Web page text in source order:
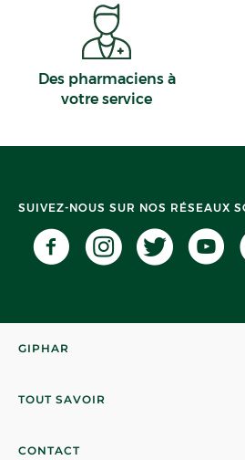
Des pharmaciens à
votre service
SUIVEZ-NOUS SUR NOS RÉSEAUX
GIPHAR
TOUT SAVOIR
CONTACT